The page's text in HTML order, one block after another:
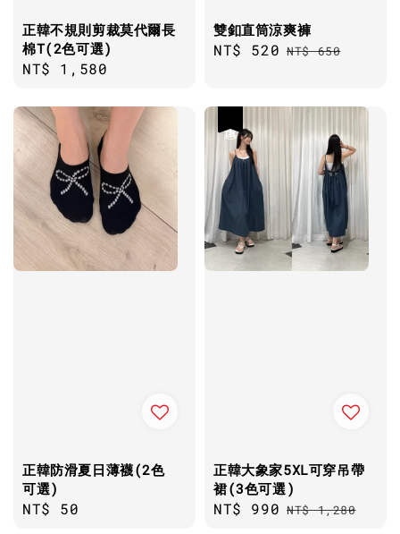
正韓不規則剪裁莫代爾長
棉T(2色可選)
Regular
NT$ 1,580
雙釦直筒涼爽褲
Sale
NT$ 520 Regular
NT$ 650
正韓防滑夏日薄襪(2色
可選)
Regular
NT$ 50
正韓大象家5XL可穿吊帶
裙(3色可選)
Sale
NT$ 990 Regular
NT$ 1,280